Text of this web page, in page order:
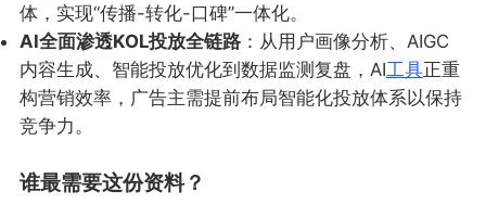
体，实现“传播-转化-口碑”一体化。
AI全面渗透KOL投放全链路：从用户画像分析、AIGC
内容生成、智能投放优化到数据监测复盘，AI工具正重
构营销效率，广告主需提前布局智能化投放体系以保持
竞争力。
谁最需要这份资料？